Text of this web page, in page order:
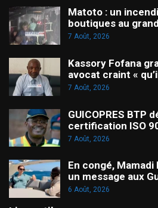
Matoto : un
boutiques au
7 Août, 2026
Kassory Fofana
avocat craint «
7 Août, 2026
GUICOPRES BTP
certification ISO
7 Août, 2026
En congé,
un message aux
6 Août, 2026